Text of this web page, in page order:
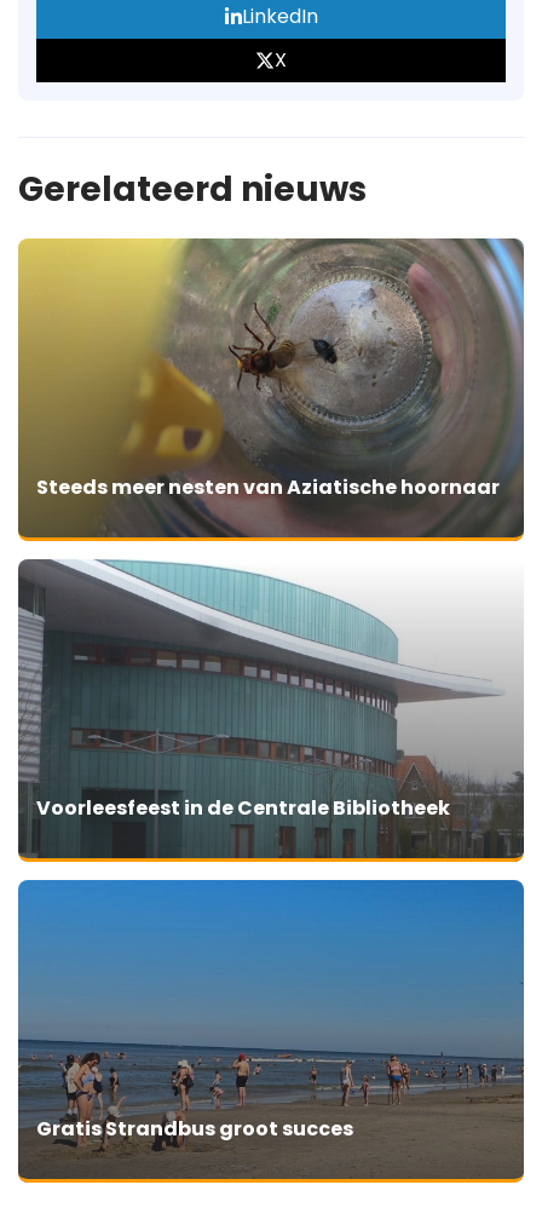
LinkedIn
X
Gerelateerd nieuws
Steeds meer nesten van Aziatische hoornaar
Voorleesfeest in de Centrale Bibliotheek
Gratis Strandbus groot succes